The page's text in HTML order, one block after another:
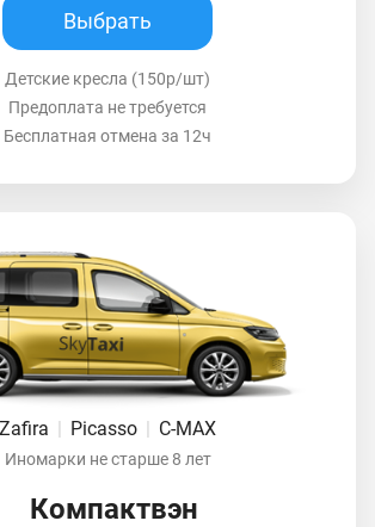
Выбрать
Детские кресла (150р/шт)
Предоплата не требуется
Бесплатная отмена за 12ч
Zafira | Picasso | C-MAX
Иномарки не старше 8 лет
Компактвэн